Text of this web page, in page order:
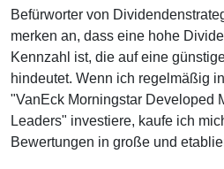
Befürworter von
merken an, dass eine hohe
Kennzahl ist, die auf eine
hindeutet. Wenn ich regelmäßig
"VanEck Morningstar Developed
Leaders" investiere, kaufe ich
Bewertungen in große und